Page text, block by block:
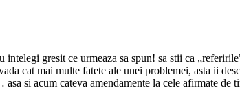
intelegi gresit ce urmeaza sa spun! sa stii ca
cat mai multe fatete ale unei problemei, asta ii
si acum cateva amendamente la cele afirmate